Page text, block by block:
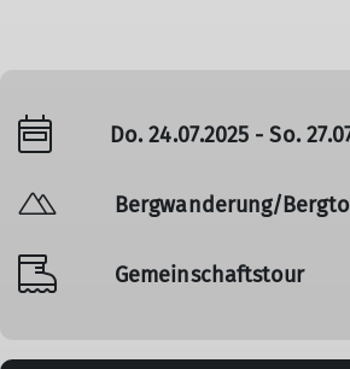
Do. 24.07.2025 - So.
Bergwanderung/
Gemeinschaftstour